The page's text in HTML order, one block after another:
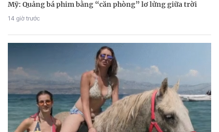
Mỹ: Quảng bá phim bằng “căn phòng” lơ lửng giữa trời
14 giờ trước